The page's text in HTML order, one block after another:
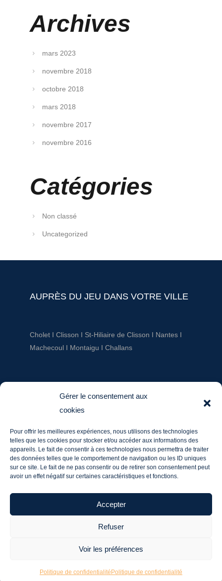
Gérer le consentement aux
cookies
Pour offrir les meilleures expériences, nous utilisons des technologies
telles que les cookies pour stocker et/ou accéder aux informations des
appareils. Le fait de consentir à ces technologies nous permettra de traiter
des données telles que le comportement de navigation ou les ID uniques
sur ce site. Le fait de ne pas consentir ou de retirer son consentement peut
avoir un effet négatif sur certaines caractéristiques et fonctions.
Accepter
Refuser
Voir les préférences
Politique de confidentialité Politique de confidentialité
Archives
mars 2023
novembre 2018
octobre 2018
mars 2018
novembre 2017
novembre 2016
Catégories
Non classé
Uncategorized
AUPRÈS DU JEU DANS VOTRE VILLE
CholetI Clisson I St-Hiliaire de Clisson I NantesI
Machecoul I Montaigu I Challans
AUPRÈS DU JEU
Tél. : 06 20 60 03 36
Mentions légales
© 2024 Auprès du Jeu - Site créé sous WordPress